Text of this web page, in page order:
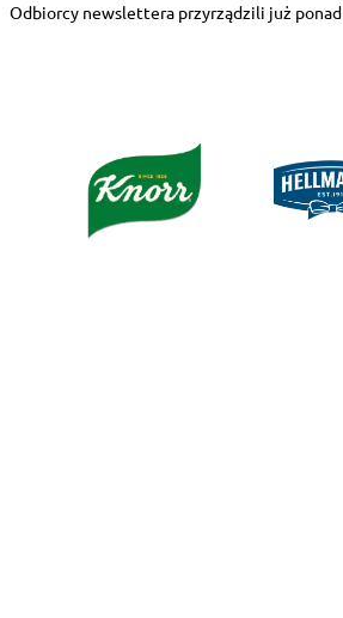
Odbiorcy newslettera przyrządzili już ponad